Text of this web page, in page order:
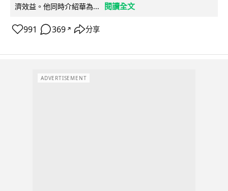
濟效益。他同時介紹華為...
閱讀全文
991 369 ↗ 分享
ADVERTISEMENT